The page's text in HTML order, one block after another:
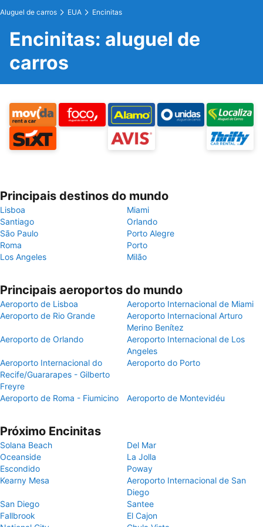
Aluguel de carros EUA Encinitas
Encinitas: aluguel de
carros
Principais destinos do mundo
Lisboa
Miami
Santiago
Orlando
São Paulo
Porto Alegre
Roma
Porto
Los Angeles
Milão
Principais aeroportos do mundo
Aeroporto de Lisboa
Aeroporto Internacional de Miami
Aeroporto de Rio Grande
Aeroporto Internacional Arturo
Merino Benítez
Aeroporto de Orlando
Aeroporto Internacional de Los
Angeles
Aeroporto Internacional do
Recife/Guararapes - Gilberto
Freyre
Aeroporto do Porto
Aeroporto de Roma - Fiumicino Aeroporto de Montevidéu
Próximo Encinitas
Solana Beach
Del Mar
Oceanside
La Jolla
Escondido
Poway
Kearny Mesa
Aeroporto Internacional de San
Diego
San Diego
Santee
Fallbrook
El Cajon